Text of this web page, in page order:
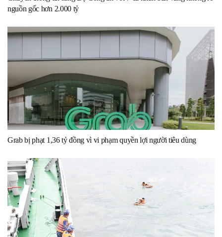
nguồn gốc hơn 2.000 tỷ
Grab bị phạt 1,36 tỷ đồng vì vi phạm quyền lợi người tiêu dùng